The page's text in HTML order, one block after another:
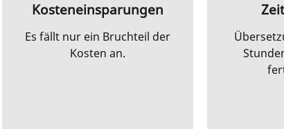
Kosteneinsparungen
Es fällt nur ein Bruchteil der
Kosten an.